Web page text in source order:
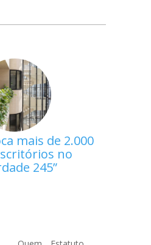
mais de 2.000
no
245